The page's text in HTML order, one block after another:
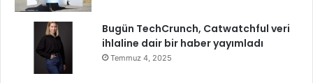
Bugün TechCrunch, Catwatchful veri
ihlaline dair bir haber yayımladı
Temmuz 4, 2025